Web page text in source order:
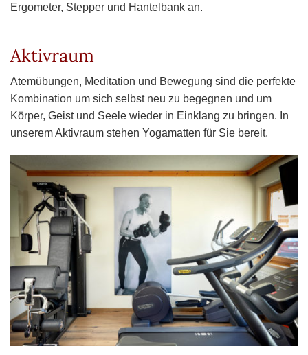
Ergometer, Stepper und Hantelbank an.
Aktivraum
Atemübungen, Meditation und Bewegung sind die perfekte
Kombination um sich selbst neu zu begegnen und um
Körper, Geist und Seele wieder in Einklang zu bringen. In
unserem Aktivraum stehen Yogamatten für Sie bereit.